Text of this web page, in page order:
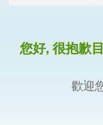
您好, 很抱歉
歡迎